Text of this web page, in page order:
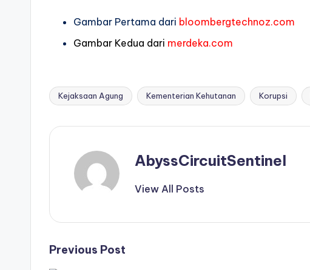
Gambar Pertama dari bloombergtechnoz.com
Gambar Kedua dari merdeka.com
Tags:
Kejaksaan Agung Kementerian Kehutanan Korupsi
AbyssCircuitSentinel
View All Posts
Post
Previous Post